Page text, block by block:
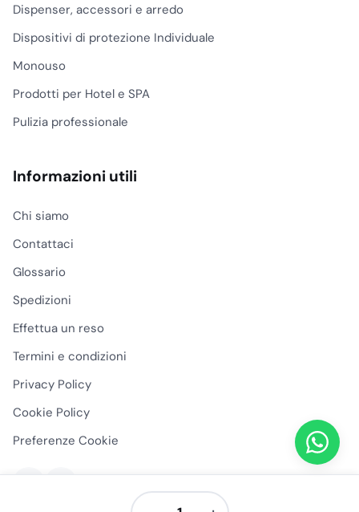
Dispenser, accessori e arredo
Dispositivi di protezione Individuale
Monouso
Prodotti per Hotel e SPA
Pulizia professionale
Informazioni utili
Chi siamo
Contattaci
Glossario
Spedizioni
Effettua un reso
Termini e condizioni
Privacy Policy
Cookie Policy
Preferenze Cookie